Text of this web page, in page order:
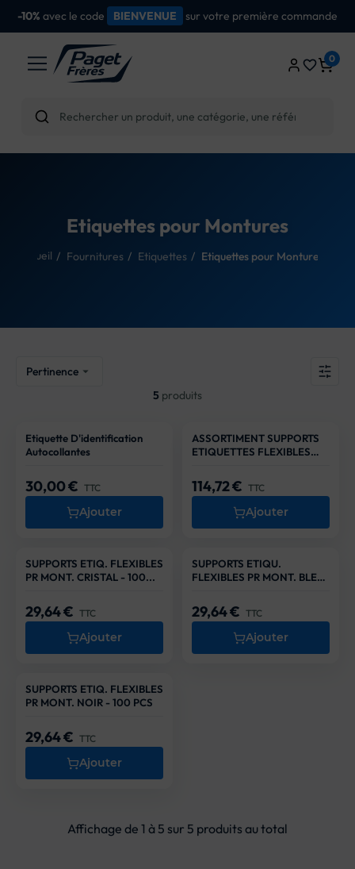
première commande Livraison gratuitedès
0
favorite_border
Etiquettes pour Montures
Accueil Fournitures Etiquettes Etiquettes pour Montures
5 produits
Pertinence 
Etiquette D'identification
Autocollantes
Prix
30,00 € TTC
Ajouter
Nouveauté
ASSORTIMENT SUPPORTS
ETIQUETTES FLEXIBLES
Prix
114,72 € TTC
Ajouter
Nouveauté
SUPPORTS ETIQ. FLEXIBLES
PR MONT. CRISTAL - 100...
Prix
29,64 € TTC
Ajouter
Nouveauté
SUPPORTS ETIQU.
FLEXIBLES PR MONT. BLEU
Prix
29,64 € TTC
Ajouter
Nouveauté
SUPPORTS ETIQ. FLEXIBLES
PR MONT. NOIR - 100 PCS
Prix
29,64 € TTC
Ajouter
Affichage de 1 à 5 sur 5 produits au total